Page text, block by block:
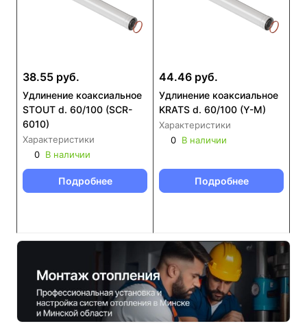
38.55 руб.
Удлинение коаксиальное
STOUT d. 60/100 (SCR-
6010)
Характеристики
0 В наличии
Подробнее
44.46 руб.
Удлинение коаксиальное
KRATS d. 60/100 (Y-M)
Характеристики
0 В наличии
Подробнее